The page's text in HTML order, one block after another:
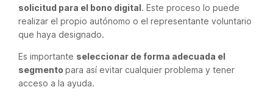
solicitud para el bono digital. Este proceso lo puede
realizar el propio autónomo o el representante voluntario
que haya designado.
Es importante seleccionar de forma adecuada el
segmento para así evitar cualquier problema y tener
acceso a la ayuda.